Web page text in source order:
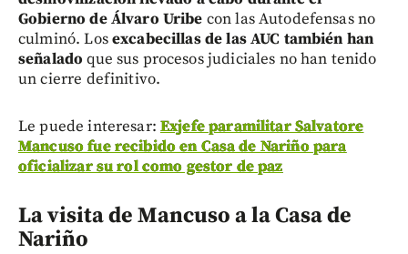
Gobierno de Álvaro Uribe con las Autodefensas no
culminó. Losexcabecillas de las AUC también han
señalado que sus procesos judiciales no han tenido
un cierre definitivo.
Le puede interesar: Exjefe paramilitar Salvatore
Mancuso fue recibido en Casa de Nariño para
oficializar su rol como gestor de paz
La visita de Mancuso a la Casa de
Nariño